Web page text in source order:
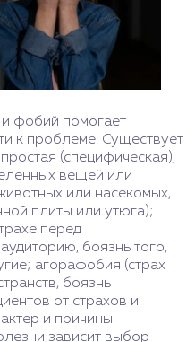
фобий помогает
к проблеме. Существует
(специфическая),
вещей или
или насекомых,
плиты или утюга);
перед
боязнь того,
агорафобия (страх
боязнь
от страхов и
и причины
зависит выбор